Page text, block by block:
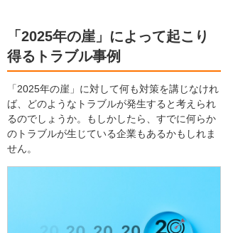
「2025年の崖」によって起こり
得るトラブル事例
「2025年の崖」に対して何も対策を講じなけれ
ば、どのようなトラブルが発生すると考えられ
るのでしょうか。もしかしたら、すでに何らか
のトラブルが生じている企業もあるかもしれま
せん。